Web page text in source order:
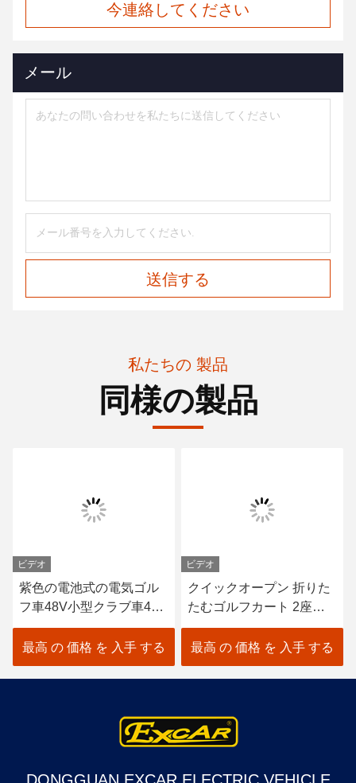
今連絡してください
メール
送信する
私たちの 製品
同様の製品
ビデオ
紫色の電池式の電気ゴル
フ車48V小型クラブ車4
Seater
最高 の 価格 を 入手 する
ビデオ
クイックオープン 折りた
たむゴルフカート 2座席
+2 裏座席
最高 の 価格 を 入手 する